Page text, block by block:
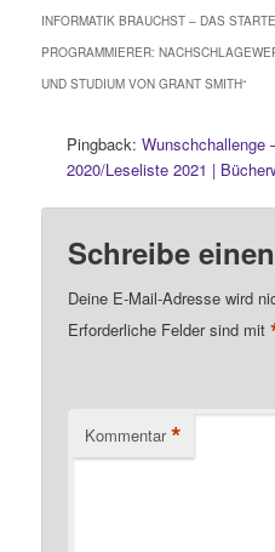
INFORMATIK BRAUCHST – DAS
PROGRAMMIERER:
UND STUDIUM VON GRANT SMITH“
Pingback:Wunschchallenge
2020/Leseliste 2021 |
Schreibe
Deine E-Mail-Adresse wird
Erforderliche Felder sind mit
Kommentar *